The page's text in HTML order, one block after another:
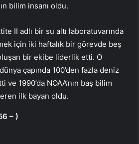
bilim insanı oldu.
II adlı bir su altı laboratuvarında
için iki haftalık bir görevde beş
bir ekibe liderlik etti. O
çapında 100’den fazla deniz
1990’da NOAA’nın baş bilim
ilk bayan oldu.
– )